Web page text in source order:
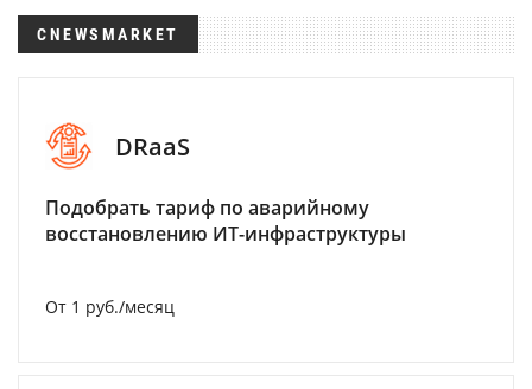
CNEWSMARKET
DRaaS
Подобрать тариф по аварийному
восстановлению ИТ-инфраструктуры
От 1 руб./месяц